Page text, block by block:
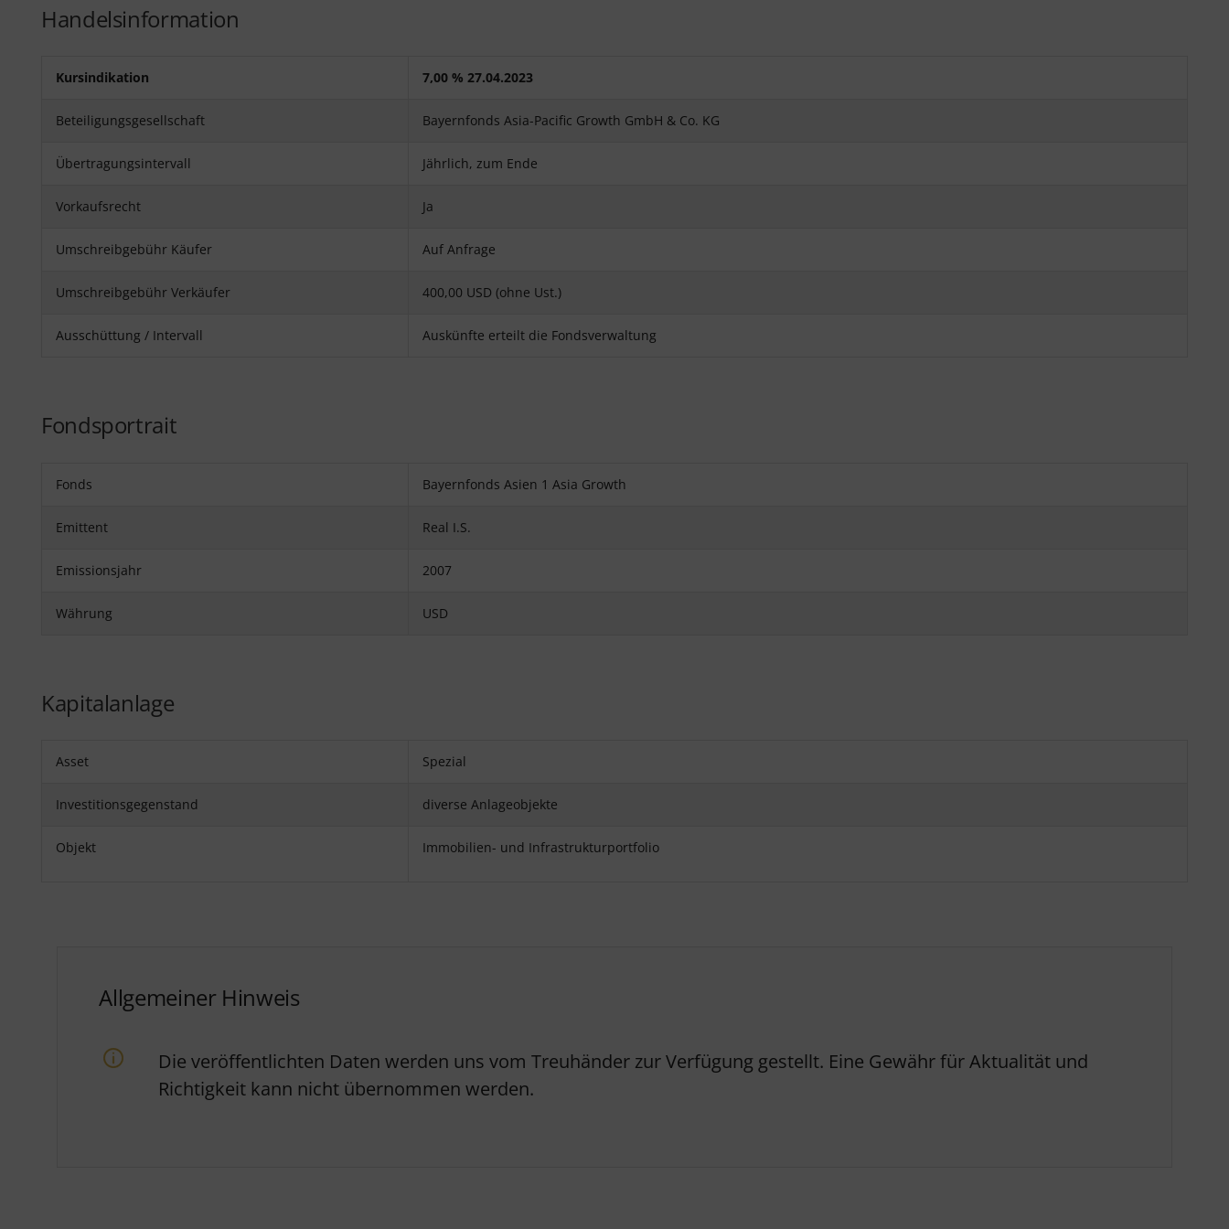
Handelsinformation
Kursindikation 7,00 % 27.04.2023
Beteiligungsgesellschaft Bayernfonds Asia-Pacific Growth GmbH & Co. KG
Übertragungsintervall Jährlich, zum Ende
Vorkaufsrecht Ja
Umschreibgebühr Käufer Auf Anfrage
Umschreibgebühr Verkäufer 400,00 USD (ohne Ust.)
Ausschüttung / Intervall Auskünfte erteilt die Fondsverwaltung
Fondsportrait
Fonds Bayernfonds Asien 1 Asia Growth
Emittent Real I.S.
Emissionsjahr 2007
Währung USD
Kapitalanlage
Asset Spezial
Investitionsgegenstand diverse Anlageobjekte
Objekt Immobilien- und Infrastrukturportfolio
Allgemeiner Hinweis
Die veröffentlichten Daten werden uns vom Treuhänder zur Verfügung gestellt. Eine Gewähr für Aktualität und
Richtigkeit kann nicht übernommen werden.